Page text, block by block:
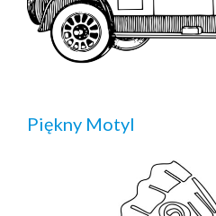
Piękny Motyl